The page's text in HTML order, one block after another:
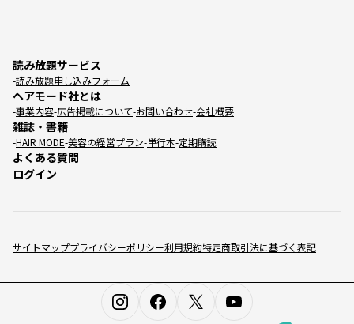
サイトマッププライバシーポリシー利用規約特定商取引法に基づく表記
読み放題サービス
読み放題申し込みフォーム
ヘアモード社とは
事業内容 広告掲載について お問い合わせ 会社概要
雑誌・書籍
HAIR MODE 美容の経営プラン 単行本 定期購読
よくある質問
ログイン